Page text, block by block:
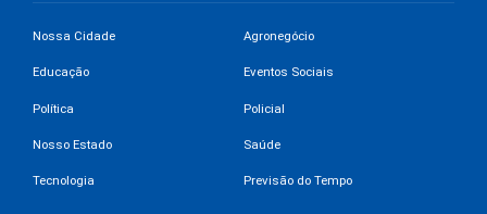
Nossa Cidade Agronegócio
Educação Eventos Sociais
Política Policial
Nosso Estado Saúde
Tecnologia Previsão do Tempo